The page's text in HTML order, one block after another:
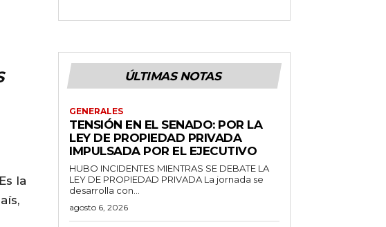
Es la
ÚLTIMAS NOTAS
GENERALES
TENSIÓN EN EL SENADO: POR LA
LEY DE PROPIEDAD PRIVADA
IMPULSADA POR EL EJECUTIVO
HUBO INCIDENTES MIENTRAS SE DEBATE LA
LEY DE PROPIEDAD PRIVADA La jornada se
desarrolla con...
agosto 6, 2026